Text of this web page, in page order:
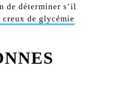
de déterminer s’il
de glycémie